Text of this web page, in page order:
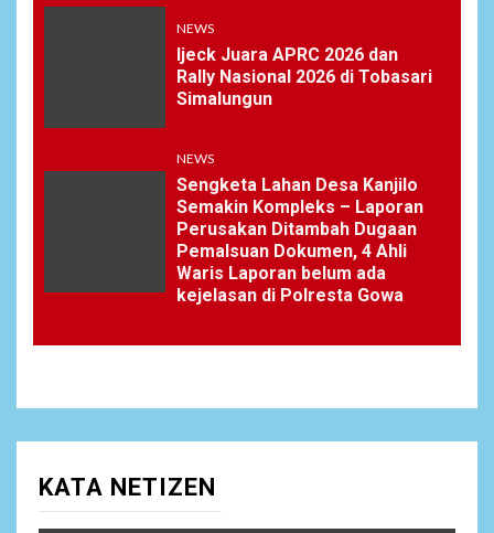
NEWS
Ijeck Juara APRC 2026 dan
Rally Nasional 2026 di Tobasari
Simalungun
NEWS
Sengketa Lahan Desa Kanjilo
Semakin Kompleks – Laporan
Perusakan Ditambah Dugaan
Pemalsuan Dokumen, 4 Ahli
Waris Laporan belum ada
kejelasan di Polresta Gowa
KATA NETIZEN